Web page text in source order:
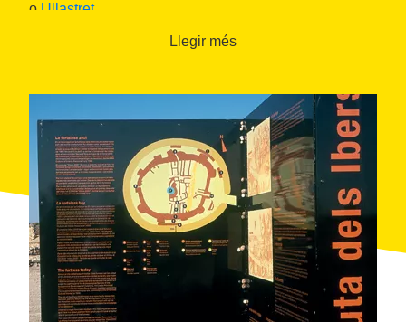
o Ullastret.
Llegir més